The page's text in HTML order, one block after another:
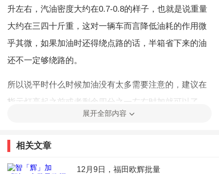
升左右，汽油密度大约在0.7-0.8的样子，也就是说重量
大约在三四十斤重，这对一辆车而言降低油耗的作用微
乎其微，如果加油时还得绕点路的话，半箱省下来的油
还不一定够绕路的。
所以说平时什么时候加油没有太多需要注意的，建议在
指示灯亮起之前或者剩余四分之一左右时加就可以了，
与其在意这些不如更多的看看哪个加油站油品好，留意
以了。
展开全部内容
相关文章
12月9日，福田欧辉批量